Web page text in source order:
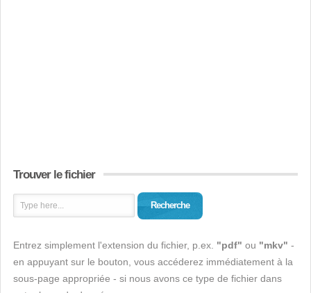
Trouver le fichier
Recherche
Entrez simplement l'extension du fichier, p.ex. "pdf" ou "mkv" -
en appuyant sur le bouton, vous accéderez immédiatement à la
sous-page appropriée - si nous avons ce type de fichier dans